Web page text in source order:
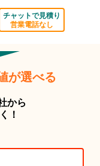
チャットで見積り
営業電話なし
が選べる
から
！